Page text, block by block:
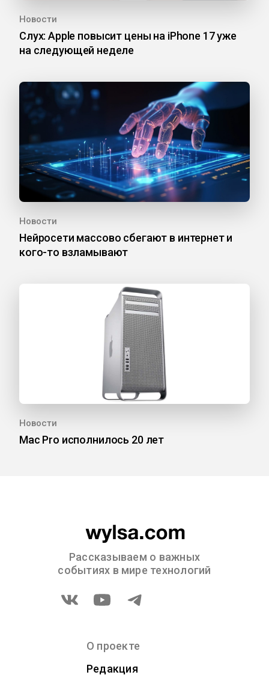
Новости
Слух: Apple повысит цены на iPhone 17 уже
на следующей неделе
Новости
Нейросети массово сбегают в интернет и
кого-то взламывают
Новости
Mac Pro исполнилось 20 лет
Рассказываем о важных
событиях в мире технологий
О проекте
Редакция